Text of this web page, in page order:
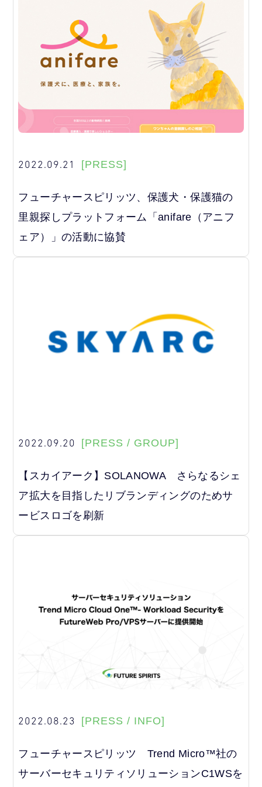
2022.09.21 [PRESS]
フューチャースピリッツ、保護犬・保護猫の
里親探しプラットフォーム「anifare（アニフ
ェア）」の活動に協賛
2022.09.20 [PRESS / GROUP]
【スカイアーク】SOLANOWA さらなるシェ
ア拡大を目指したリブランディングのためサ
ービスロゴを刷新
2022.08.23 [PRESS / INFO]
フューチャースピリッツ Trend Micro™社の
サーバーセキュリティソリューションC1WSを